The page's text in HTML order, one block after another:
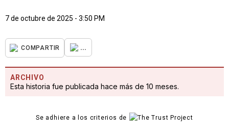
7 de octubre de 2025 - 3:50 PM
COMPARTIR ...
ARCHIVO
Esta historia fue publicada hace más de 10 meses.
Se adhiere a los criterios de